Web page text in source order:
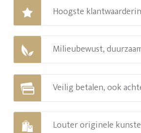
Hoogste
Milieubewust,
Veilig betalen, ook
Louter originele